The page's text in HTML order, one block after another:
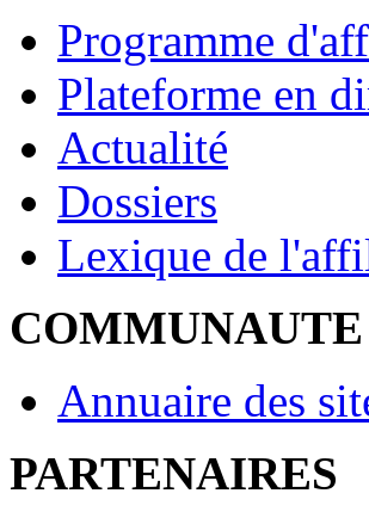
Programme
Plateforme en
Actualité
Dossiers
Lexique de
COMMUNAUTE
Annuaire des
PARTENAIRES